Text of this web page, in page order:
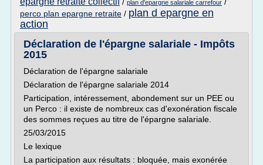
plan d'epargne salariale carrefour
perco plan epargne retraite / plan d epargne en
action
Déclaration de l'épargne salariale - Impôts
2015
Déclaration de l'épargne salariale
Déclaration de l'épargne salariale 2014
Participation, intéressement, abondement sur un PEE ou
un Perco : il existe de nombreux cas d'exonération fiscale
des sommes reçues au titre de l'épargne salariale.
25/03/2015
Le lexique
La participation aux résultats : bloquée, mais exonérée